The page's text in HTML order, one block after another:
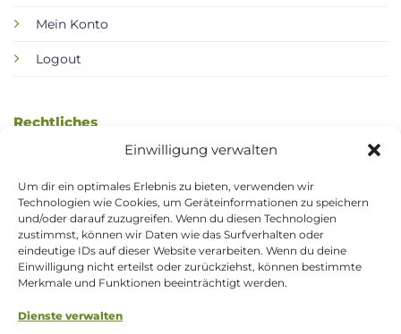
Einwilligung verwalten
Um dir ein optimales Erlebnis zu bieten, verwenden wir
Technologien wie Cookies, um Geräteinformationen zu speichern
und/oder darauf zuzugreifen. Wenn du diesen Technologien
zustimmst, können wir Daten wie das Surfverhalten oder
eindeutige IDs auf dieser Website verarbeiten. Wenn du deine
Einwilligung nicht erteilst oder zurückziehst, können bestimmte
Merkmale und Funktionen beeinträchtigt werden.
Dienste verwalten
Mein Konto
Logout
Rechtliches
AGB / Kundeninformation
Datenschutzerklärung
Widerrufsbelehrung
Zahlung & Versand